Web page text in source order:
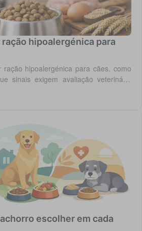
hipoalergénica para
ração hipoalergénica para cães, como
sinais exigem avaliação veterinária
escolher em cada